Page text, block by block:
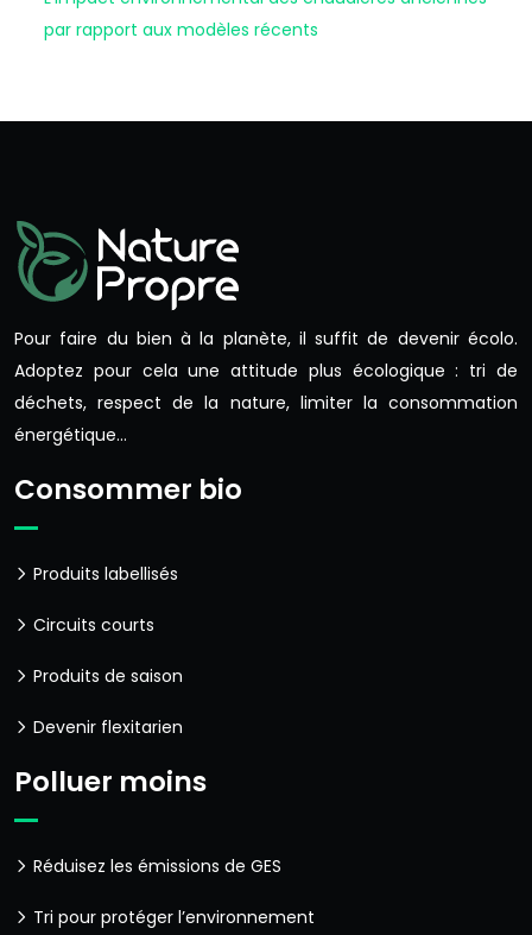
par rapport aux modèles récents
Pour faire du bien à la planète, il suffit de devenir écolo.
Adoptez pour cela une attitude plus écologique : tri de
déchets, respect de la nature, limiter la consommation
énergétique…
Consommer bio
Produits labellisés
Circuits courts
Produits de saison
Devenir flexitarien
Polluer moins
Réduisez les émissions de GES
Tri pour protéger l’environnement